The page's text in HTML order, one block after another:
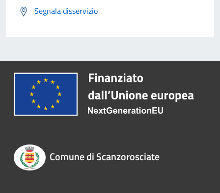
Segnala disservizio
Comune di Scanzorosciate